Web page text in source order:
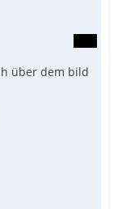
über dem bild